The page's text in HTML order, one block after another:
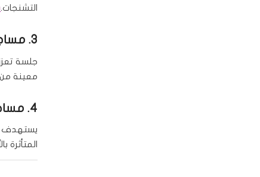
التشنجات.
3.
جلسة
معينة
4.
يستهدف
المتأثرة